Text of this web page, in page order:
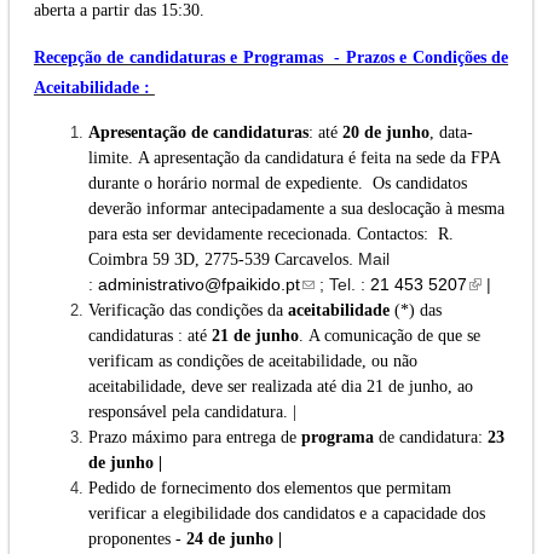
aberta a partir das 15:30.
Recepção de candidaturas e Programas - Prazos e Condições de
Aceitabilidade :
Apresentação de candidaturas: até 20 de junho, data-
limite. A apresentação da candidatura é feita na sede da FPA
durante o horário normal de expediente. Os candidatos
deverão informar antecipadamente a sua deslocação à mesma
para esta ser devidamente rececionada. Contactos: R.
Coimbra 59 3D, 2775-539 Carcavelos. Mail
: administrativo@fpaikido.pt ; Tel. : 21 453 5207 |
Verificação das condições da aceitabilidade(*) das
candidaturas : até 21 de junho. A comunicação de que se
verificam as condições de aceitabilidade, ou não
aceitabilidade, deve ser realizada até dia 21 de junho, ao
responsável pela candidatura. |
Prazo máximo para entrega de programade candidatura: 23
de junho |
Pedido de fornecimento dos elementos que permitam
verificar a elegibilidade dos candidatos e a capacidade dos
proponentes - 24 de junho |